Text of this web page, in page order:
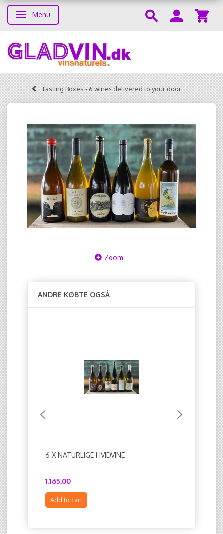
Toggle navigation
Menu
Tasting Boxes - 6 wines delivered to your door
Zoom
ANDRE KØBTE OGSÅ
6 X NATURLIGE HVIDVINE
1.165,00
Add to cart
6 X
1.095,00
Add to